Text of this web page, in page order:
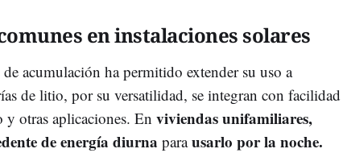
en instalaciones solares
acumulación ha permitido extender su uso a
de litio, por su versatilidad, se integran con facilidad
y otras aplicaciones. En viviendas unifamiliares,
de energía diurna parausarlo por la noche.